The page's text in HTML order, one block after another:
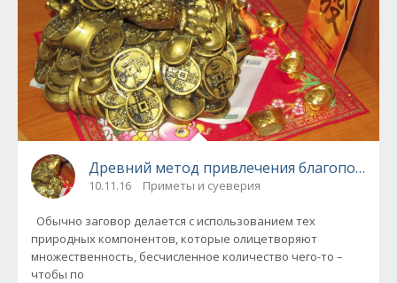
Древний метод привлечения благополучия.
10.11.16 Приметы и суеверия
Обычно заговор делается с использованием тех
природных компонентов, которые олицетворяют
множественность, бесчисленное количество чего-то –
чтобы по